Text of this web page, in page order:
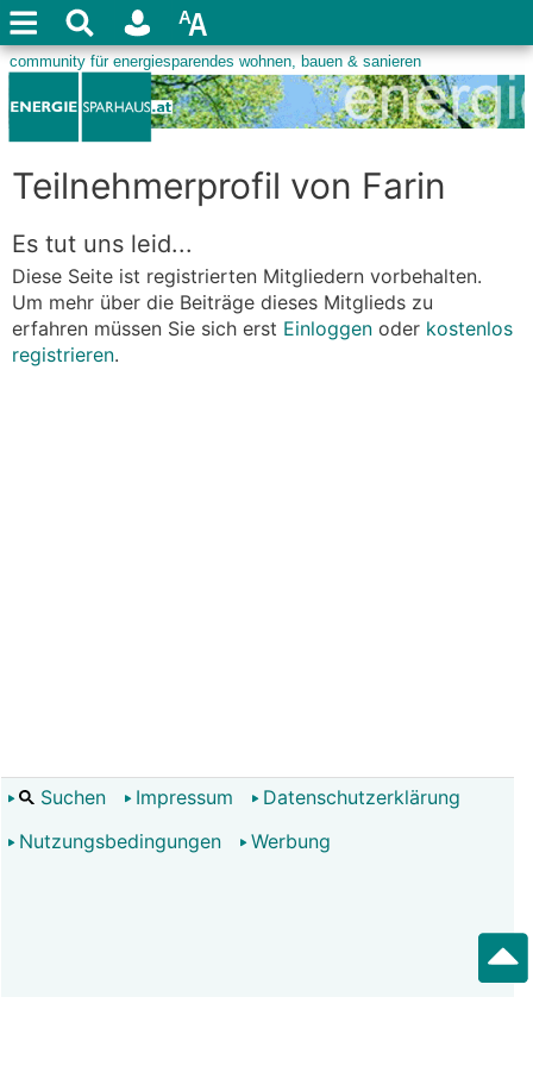
Teilnehmerprofil von Farin
Es tut uns leid...
Diese Seite ist registrierten Mitgliedern vorbehalten.
Um mehr über die Beiträge dieses Mitglieds zu
erfahren müssen Sie sich erst Einloggen oder kostenlos
registrieren.
Suchen Impressum
Datenschutzerklärung
Nutzungsbedingungen
Werbung